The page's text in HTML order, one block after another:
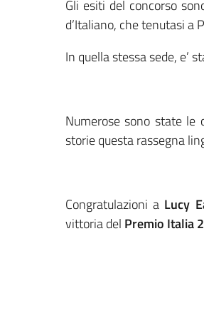
Gli esiti del concorso
d’Italiano, che tenutasi a
In quella stessa sede,
Numerose sono state
storie questa rassegna
Congratulazioni a Lucy
vittoria del Premio Italia